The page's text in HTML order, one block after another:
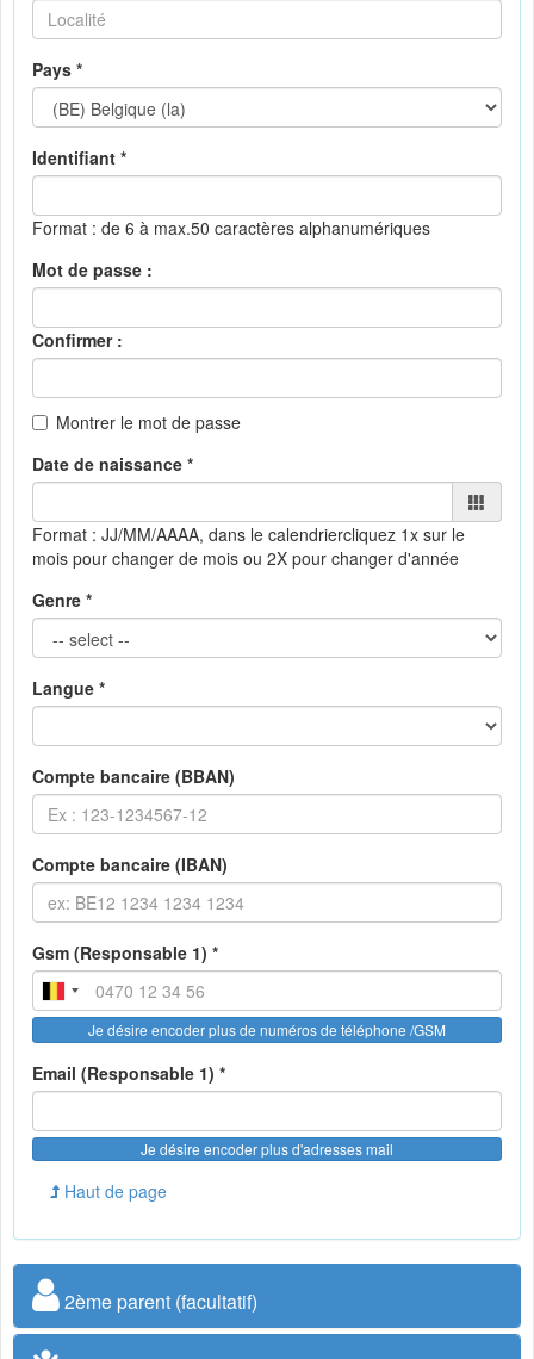
Pays *
Identifiant *
Format : de 6 à max.50 caractères alphanumériques
Mot de passe :
Confirmer :
Montrer le mot de passe
Date de naissance *
Format : JJ/MM/AAAA, dans le calendriercliquez 1x sur le
mois pour changer de mois ou 2X pour changer d'année
Genre *
Langue *
Compte bancaire (BBAN)
Compte bancaire (IBAN)
Gsm (Responsable 1) *
Je désire encoder plus de numéros de téléphone /GSM
Email (Responsable 1) *
Je désire encoder plus d'adresses mail
Haut de page
2ème parent (facultatif)